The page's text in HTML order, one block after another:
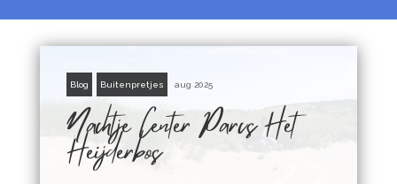
Blog Buitenpretjes aug 2025
Nachtje Center Parcs Het
Heijderbos